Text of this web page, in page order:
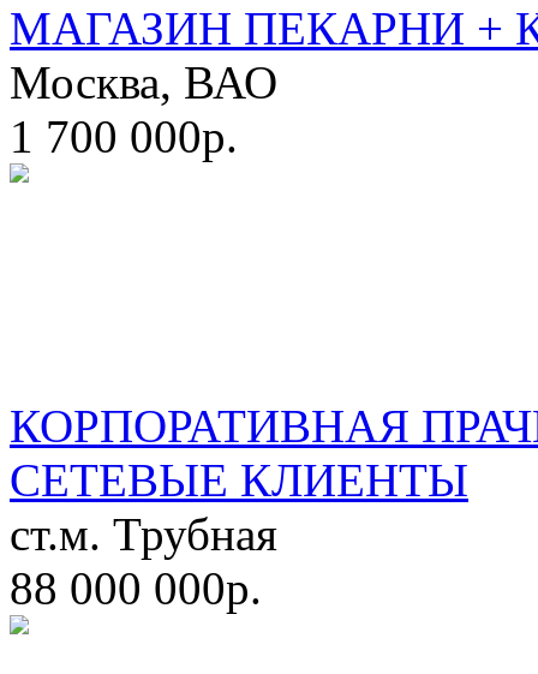
МАГАЗИН ПЕКАРНИ +
Москва, ВАО
1 700 000р.
КОРПОРАТИВНАЯ
СЕТЕВЫЕ КЛИЕНТЫ
ст.м. Трубная
88 000 000р.